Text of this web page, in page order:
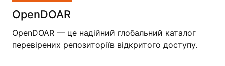
OpenDOAR
OpenDOAR — це надійний глобальний каталог
перевірених репозиторіїв відкритого доступу.